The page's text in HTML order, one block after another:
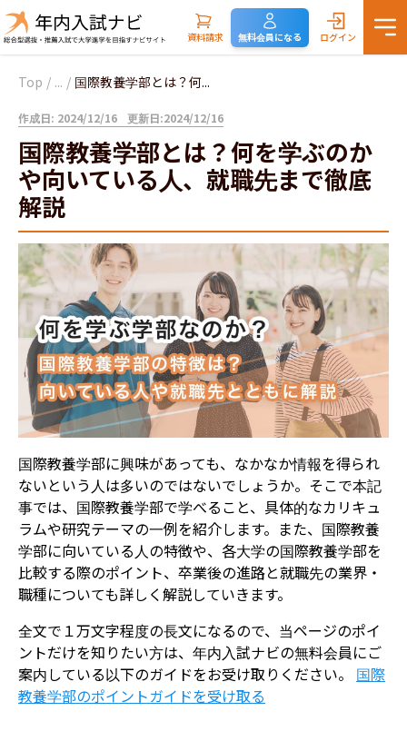
資料請求 無料会員になる ログイン
Top / ... / 国際教養学部とは？何...
作成日: 2024/12/16 更新日:2024/12/16
国際教養学部とは？何を学ぶのか
や向いている人、就職先まで徹底
解説
国際教養学部に興味があっても、なかなか情報を得られ
ないという人は多いのではないでしょうか。そこで本記
事では、国際教養学部で学べること、具体的なカリキュ
ラムや研究テーマの一例を紹介します。また、国際教養
学部に向いている人の特徴や、各大学の国際教養学部を
比較する際のポイント、卒業後の進路と就職先の業界・
職種についても詳しく解説していきます。
全文で１万文字程度の長文になるので、当ページのポイ
ントだけを知りたい方は、年内入試ナビの無料会員にご
案内している以下のガイドをお受け取りください。
​国際
教養学部のポイントガイドを受け取る